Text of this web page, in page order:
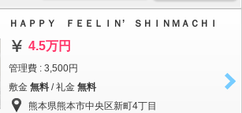
ＨＡＰＰＹ ＦＥＥＬＩＮ’ ＳＨＩＮＭＡＣＨＩ
4.5万円
管理費 : 3,500円
敷金 無料 / 礼金 無料
熊本県熊本市中央区新町4丁目